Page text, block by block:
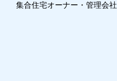
集合住宅オーナー・管理会社